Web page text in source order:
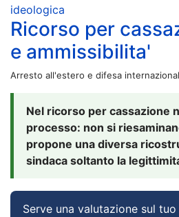
ideologica
Ricorso per
e ammissibilita'
Arresto all'estero e difesa
Nel ricorso per cassazione
processo: non si
propone una diversa
sindaca soltanto la
Serve una valutazione sul tuo